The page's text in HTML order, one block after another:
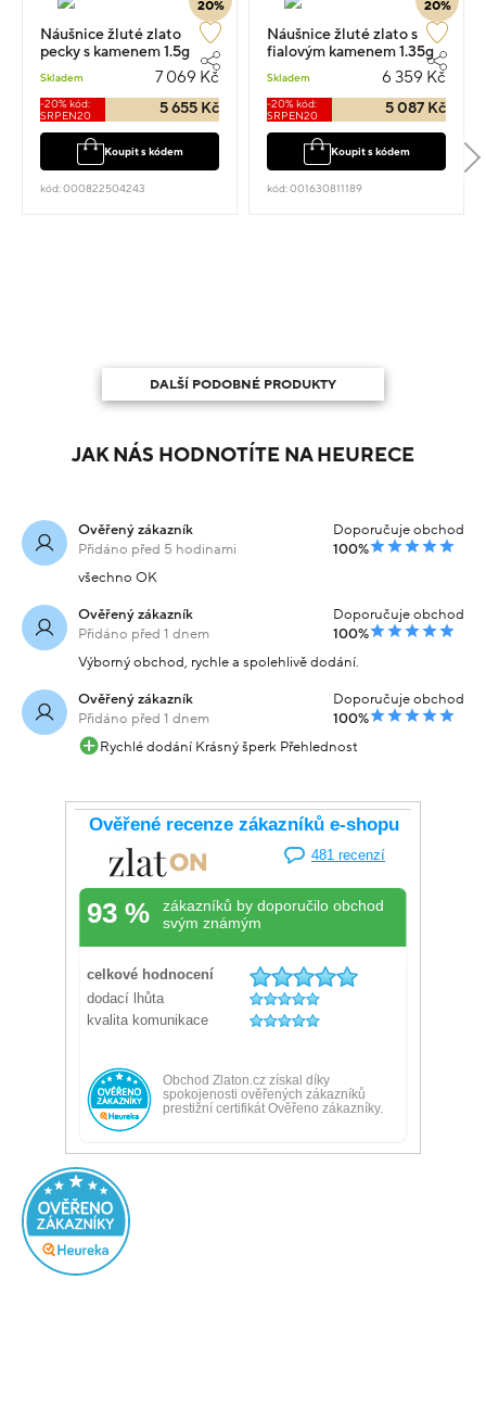
20%
Náušnice žluté zlato
pecky s kamenem 1.5g
Skladem 7 069 Kč
-20% kód:
SRPEN20
5 655 Kč
Koupit s kódem
kód: 000822504243
20%
Náušnice žluté zlato s
fialovým kamenem 1.35g
Skladem 6 359 Kč
-20% kód:
SRPEN20
5 087 Kč
Koupit s kódem
kód: 001630811189
DALŠÍ PODOBNÉ PRODUKTY
JAK NÁS HODNOTÍTE NA HEURECE
Ověřený zákazník
Přidáno před 5 hodinami
Doporučuje obchod
100%
všechno OK
Ověřený zákazník
Přidáno před 1 dnem
Doporučuje obchod
100%
Výborný obchod, rychle a spolehlivě dodání.
Ověřený zákazník
Přidáno před 1 dnem
Doporučuje obchod
100%
Rychlé dodání Krásný šperk Přehlednost